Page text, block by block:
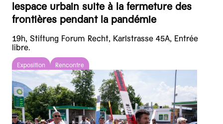
lespace urbain suite à la fermeture des
frontières pendant la pandémie
19h, Stiftung Forum Recht, Karlstrasse 45A, Entrée
libre.
Exposition Rencontre